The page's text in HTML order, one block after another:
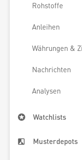
Rohstoffe
Anleihen
Währungen &
Nachrichten
Analysen
Watchlists
Musterdepots